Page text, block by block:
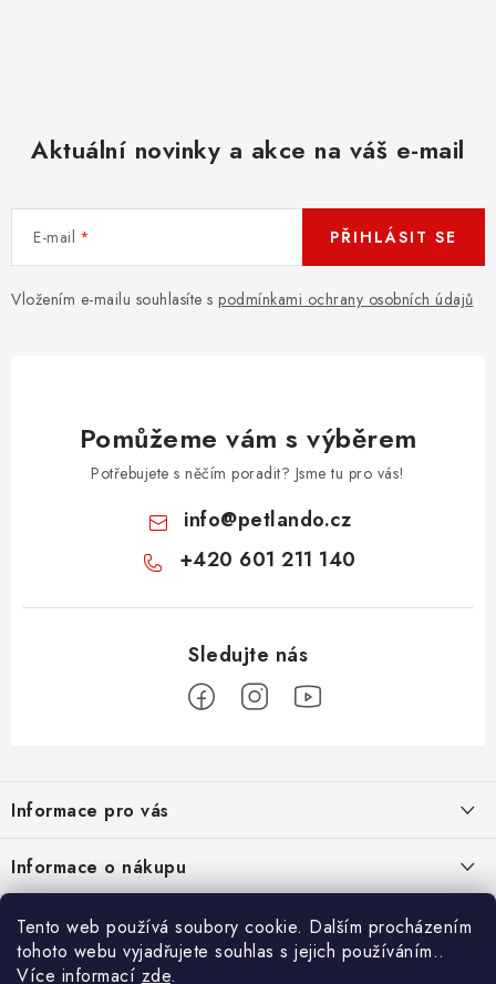
Tento web používá soubory cookie. Dalším procházením
tohoto webu vyjadřujete souhlas s jejich používáním..
Více informací zde.
Aktuální novinky a akce na váš e-mail
E-mail
Vložením e-mailu souhlasíte s podmínkami ochrany osobních údajů
PŘIHLÁSIT SE
Pomůžeme vám s výběrem
Potřebujete s něčím poradit? Jsme tu pro vás!
info@petlando.cz
+420 601 211 140
p
a
t
í
Informace pro vás
Nové věrnostní podmínky
Chovatelský program
Petlando velkoobchod
Blog
Informace o nákupu
Hodnocení obchodu
Jak vyměnit či vrátit zboží
Facebook
Petlando